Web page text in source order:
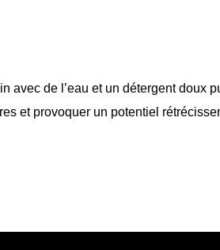
avec de l’eau et un détergent doux
et provoquer un potentiel